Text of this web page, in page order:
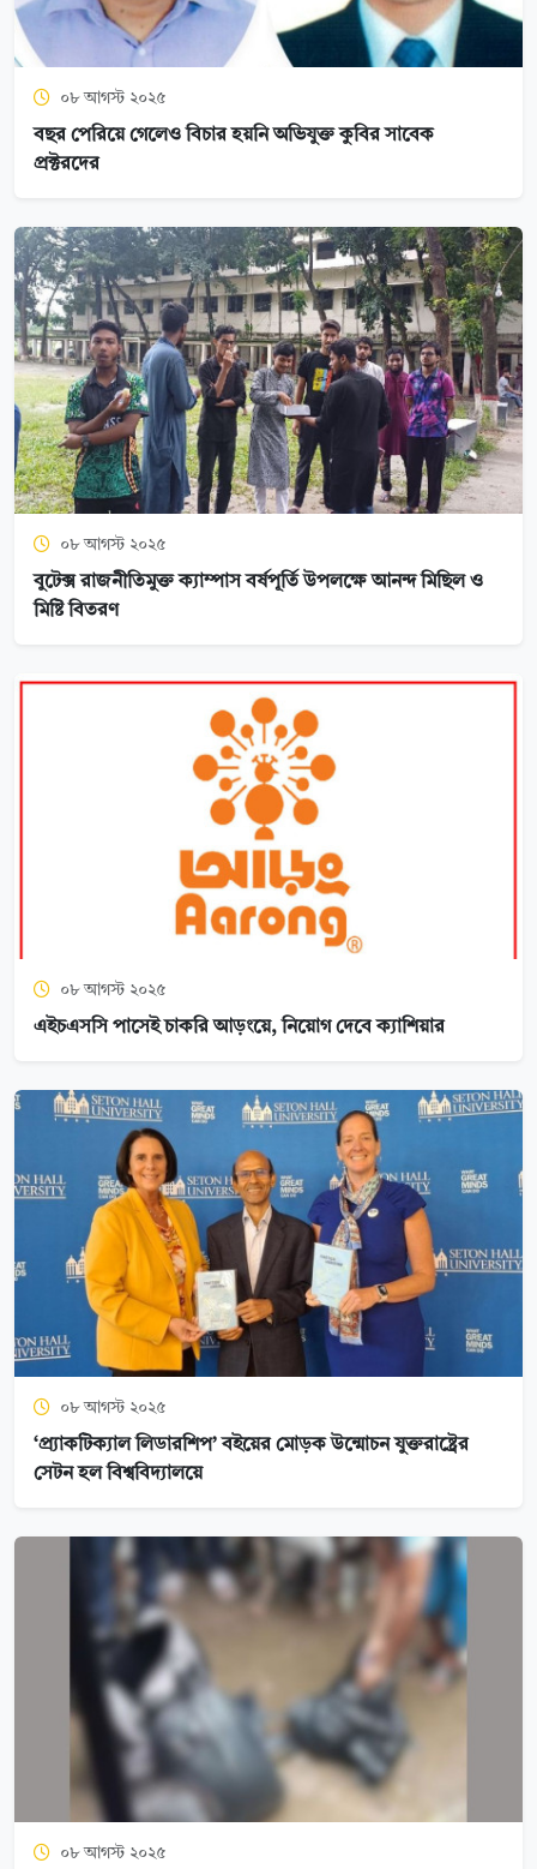
০৮ আগস্ট ২০২৫
বছর পেরিয়ে গেলেও বিচার হয়নি অভিযুক্ত কুবির সাবেক
প্রক্টরদের
০৮ আগস্ট ২০২৫
বুটেক্স রাজনীতিমুক্ত ক্যাম্পাস বর্ষপূর্তি উপলক্ষে আনন্দ মিছিল ও
মিষ্টি বিতরণ
০৮ আগস্ট ২০২৫
এইচএসসি পাসেই চাকরি আড়ংয়ে, নিয়োগ দেবে ক্যাশিয়ার
০৮ আগস্ট ২০২৫
‘প্র্যাকটিক্যাল লিডারশিপ’ বইয়ের মোড়ক উন্মোচন যুক্তরাষ্ট্রের
সেটন হল বিশ্ববিদ্যালয়ে
০৮ আগস্ট ২০২৫